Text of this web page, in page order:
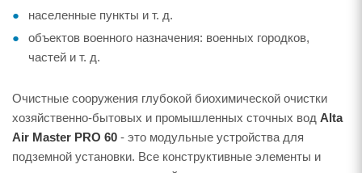
населенные пункты и т. д.
объектов военного назначения: военных городков,
частей и т. д.
Очистные сооружения глубокой биохимической очистки
хозяйственно-бытовых и промышленных сточных вод Alta
Air Master PRO 60 - это модульные устройства для
подземной установки. Все конструктивные элементы и